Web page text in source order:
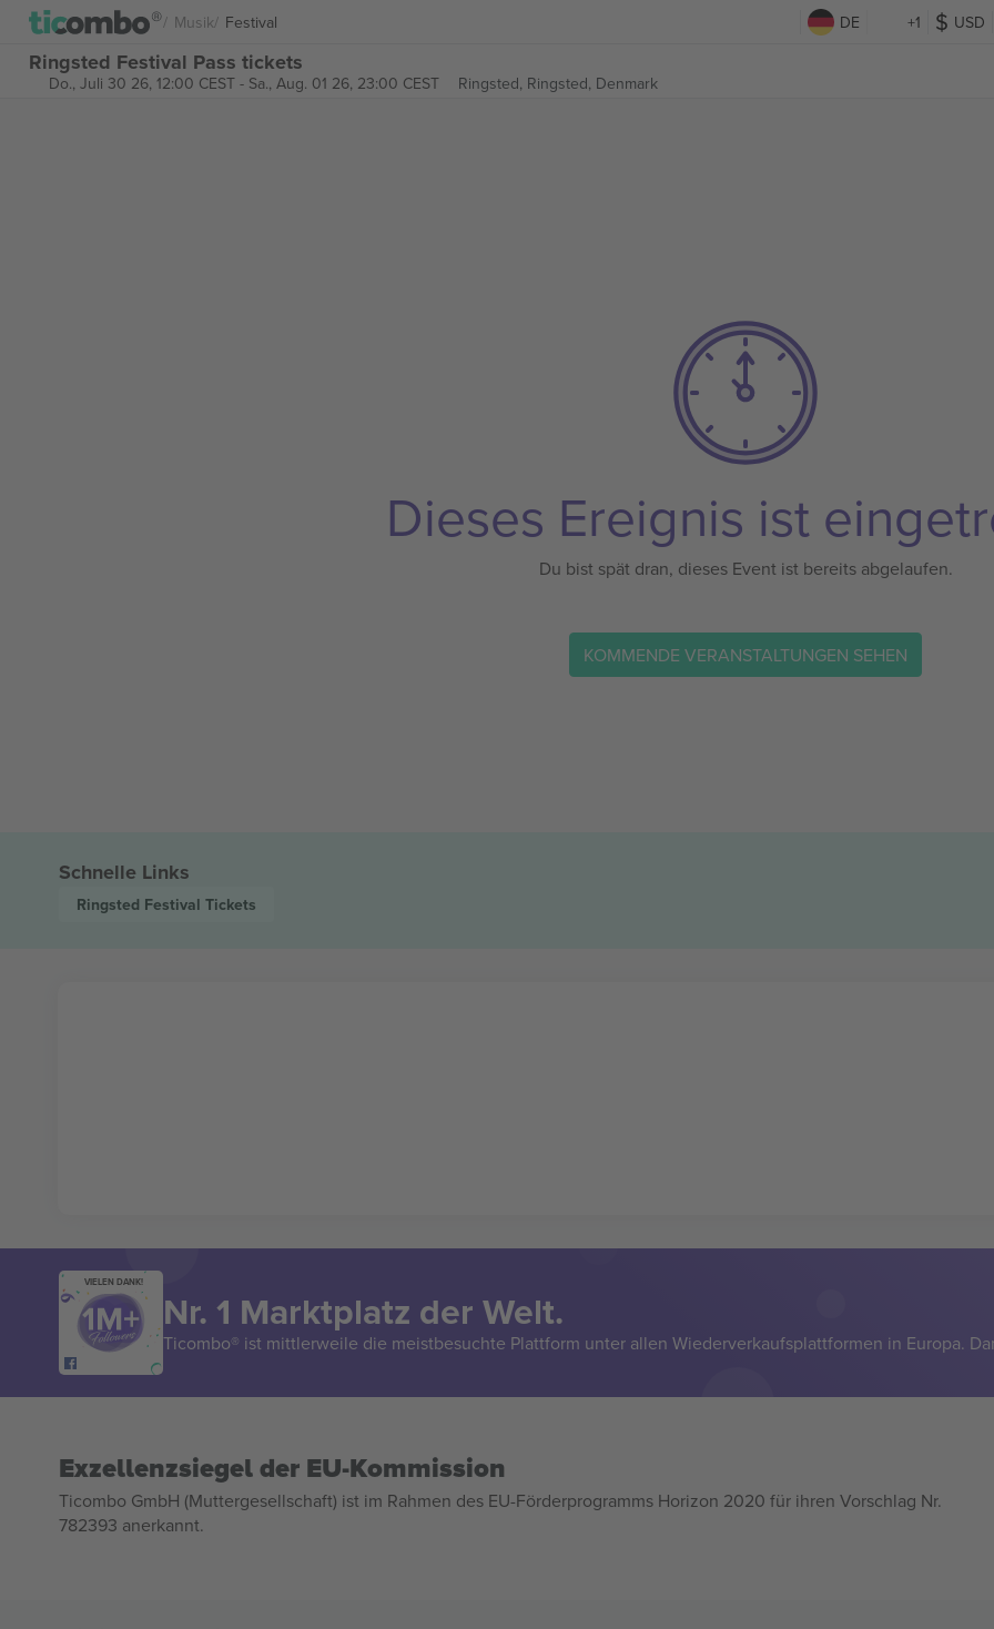
Musik Festival DE +1 USD
Ringsted Festival Pass tickets
Do., Juli 30 26, 12:00 CEST- Sa., Aug. 01 26, 23:00 CEST Ringsted, Ringsted, Denmark
Dieses Ereignis ist
Du bist spät dran, dieses Event ist bereits abgelaufen.
KOMMENDE VERANSTALTUNGEN SEHEN
Schnelle Links
Ringsted Festival Tickets
VIELEN DANK!
Nr. 1 Marktplatz der Welt.
Ticombo® ist mittlerweile die meistbesuchte Plattform unter allen Wiederverkaufsplattformen in Europa.
Exzellenzsiegel der EU-Kommission
Ticombo GmbH (Muttergesellschaft) ist im Rahmen des EU-Förderprogramms Horizon 2020 für ihren Vorschlag Nr.
782393 anerkannt.